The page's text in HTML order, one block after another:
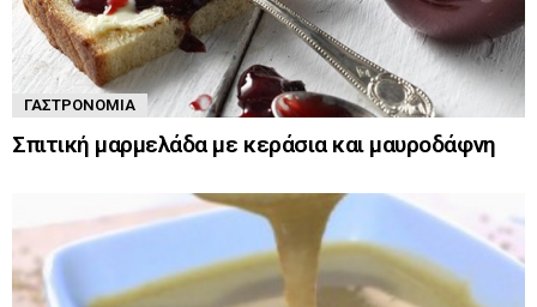
ΓΑΣΤΡΟΝΟΜΊΑ
Σπιτική μαρμελάδα με κεράσια και μαυροδάφνη